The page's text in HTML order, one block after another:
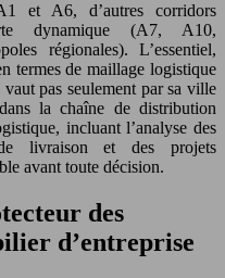
et A6, d’autres corridors
dynamique (A7, A10,
régionales). L’essentiel,
termes de maillage logistique
pas seulement par sa ville
la chaîne de distribution
incluant l’analyse des
livraison et des projets
avant toute décision.
des
d’entreprise